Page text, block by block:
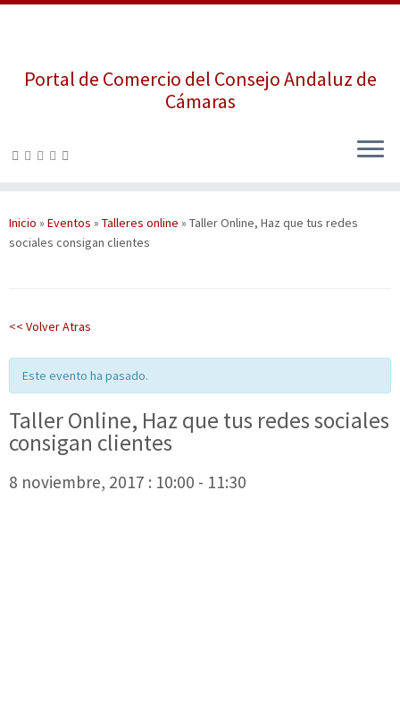
Portal de Comercio del Consejo Andaluz de
Cámaras
Inicio » Eventos » Talleres online » Taller Online, Haz que tus redes
sociales consigan clientes
<< Volver Atras
Este evento ha pasado.
Taller Online, Haz que tus redes sociales
consigan clientes
8 noviembre, 2017 : 10:00 - 11:30